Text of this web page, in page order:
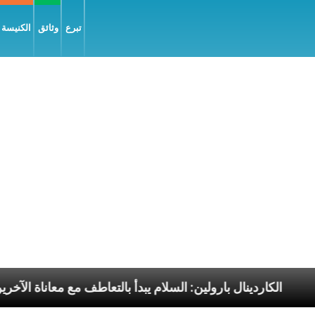
وثائق تبرع
الكاردينال بارولين: السلام يبدأ الرسوليّة